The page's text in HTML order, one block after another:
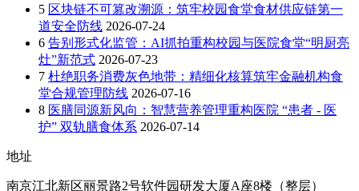
5 区块链不可篡改溯源：筑牢校园食堂食材供应链第一
道安全防线 2026-07-24
6 告别形式化监管：AI抓拍重构校园与医院食堂“明厨亮
灶”新范式 2026-07-23
7 杜绝职务消费灰色地带：精细化核算筑牢金融机构食
堂合规管理防线 2026-07-16
8 医膳同源新风向：智慧营养管理重构医院 “患者 - 医
护” 双轨膳食体系 2026-07-14
地址
南京江北新区丽景路2号软件园研发大厦A座8楼（整层）